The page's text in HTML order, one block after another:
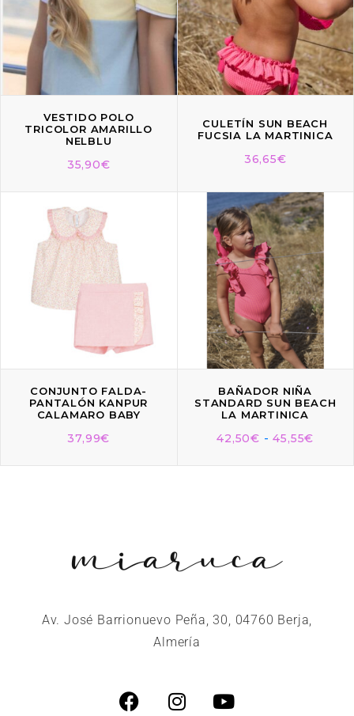
VESTIDO POLO
TRICOLOR AMARILLO
NELBLU
35,90€
CULETÍN SUN BEACH
FUCSIA LA MARTINICA
36,65€
CONJUNTO FALDA-
PANTALÓN KANPUR
CALAMARO BABY
37,99€
BAÑADOR NIÑA
STANDARD SUN BEACH
LA MARTINICA
42,50€ - 45,55€
Av. José Barrionuevo Peña, 30, 04760 Berja,
Almería